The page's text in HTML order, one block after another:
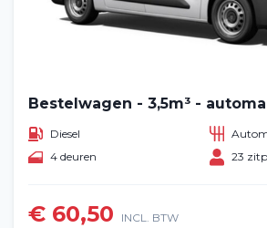
Bestelwagen - 3,5m³ -
Diesel
4 deuren
23
€ 60,50 INCL. BTW